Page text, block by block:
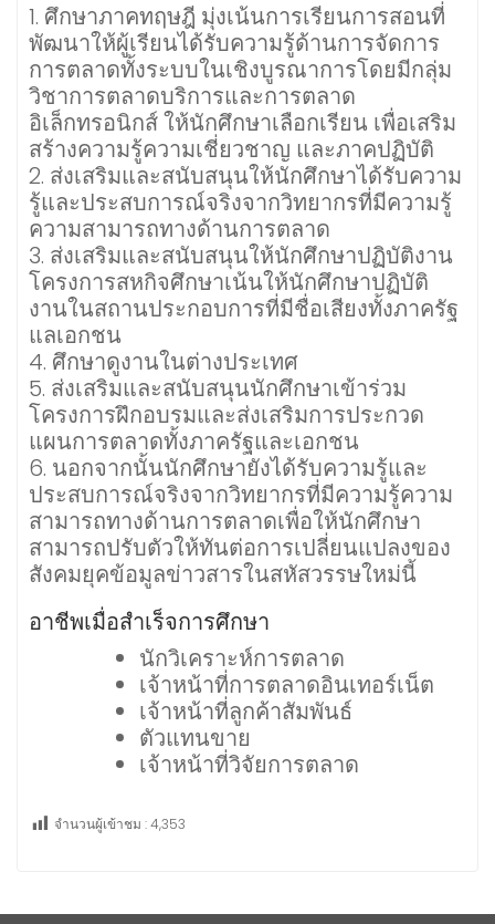
1. ศึกษาภาคทฤษฎี มุ่งเน้นการเรียนการสอนที่
พัฒนาให้ผู้เรียนได้รับความรู้ด้านการจัดการ
การตลาดทั้งระบบในเชิงบูรณาการโดยมีกลุ่ม
วิชาการตลาดบริการและการตลาด
อิเล็กทรอนิกส์ ให้นักศึกษาเลือกเรียน เพื่อเสริม
สร้างความรู้ความเชี่ยวชาญ และภาคปฏิบัติ
2. ส่งเสริมและสนับสนุนให้นักศึกษาได้รับความ
รู้และประสบการณ์จริงจากวิทยากรที่มีความรู้
ความสามารถทางด้านการตลาด
3. ส่งเสริมและสนับสนุนให้นักศึกษาปฏิบัติงาน
โครงการสหกิจศึกษาเน้นให้นักศึกษาปฏิบัติ
งานในสถานประกอบการที่มีชื่อเสียงทั้งภาครัฐ
แลเอกชน
4. ศึกษาดูงานในต่างประเทศ
5. ส่งเสริมและสนับสนุนนักศึกษาเข้าร่วม
โครงการฝึกอบรมและส่งเสริมการประกวด
แผนการตลาดทั้งภาครัฐและเอกชน
6. นอกจากนั้นนักศึกษายังได้รับความรู้และ
ประสบการณ์จริงจากวิทยากรที่มีความรู้ความ
สามารถทางด้านการตลาดเพื่อให้นักศึกษา
สามารถปรับตัวให้ทันต่อการเปลี่ยนแปลงของ
สังคมยุคข้อมูลข่าวสารในสหัสวรรษใหม่นี้
อาชีพเมื่อสำเร็จการศึกษา
นักวิเคราะห์การตลาด
เจ้าหน้าที่การตลาดอินเทอร์เน็ต
เจ้าหน้าที่ลูกค้าสัมพันธ์
ตัวแทนขาย
เจ้าหน้าที่วิจัยการตลาด
จำนวนผู้เข้าชม :4,353